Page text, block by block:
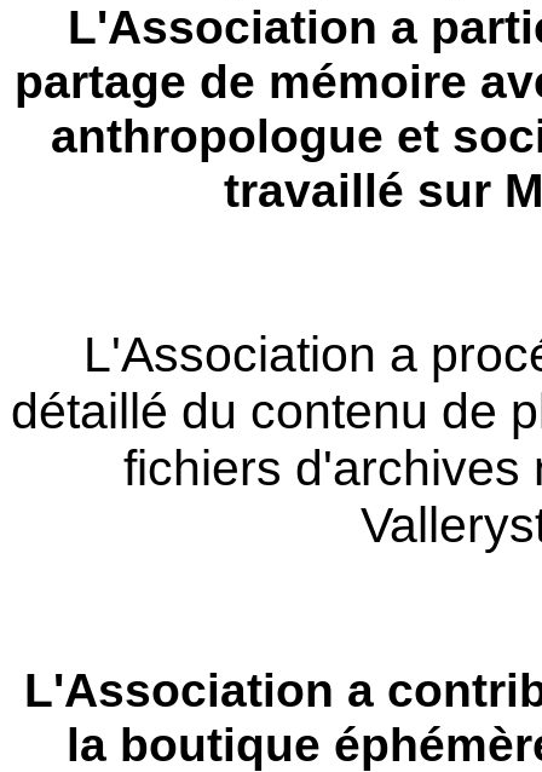
L'Association a
partage de mémoire
anthropologue et
travaillé sur
L'Association a
détaillé du contenu de
fichiers d'archives
L'Association a
la boutique